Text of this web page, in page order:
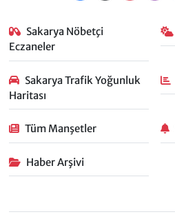
Sakarya Nöbetçi
Eczaneler
Sakarya Trafik Yoğunluk
Haritası
Tüm Manşetler
Haber Arşivi